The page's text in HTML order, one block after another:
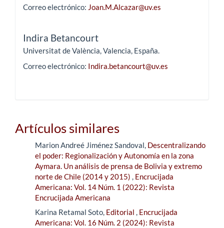
Correo electrónico: Joan.M.Alcazar@uv.es
Indira Betancourt
Universitat de València, Valencia, España.
Correo electrónico: Indira.betancourt@uv.es
Artículos similares
Marion Andreé Jiménez Sandoval, Descentralizando
el poder: Regionalización y Autonomía en la zona
Aymara. Un análisis de prensa de Bolivia y extremo
norte de Chile (2014 y 2015) , Encrucijada
Americana: Vol. 14 Núm. 1 (2022): Revista
Encrucijada Americana
Karina Retamal Soto, Editorial , Encrucijada
Americana: Vol. 16 Núm. 2 (2024): Revista